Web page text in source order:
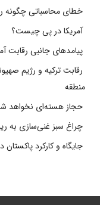
خطای محاسباتی
آمریکا در پی چیست؟
پیامدهای جانبی رقابت
رقابت ترکیه و رژیم
منطقه
حجاز هسته‌ای نخواهد
چراغ سبز غنی‌سازی به
جایگاه و کارکرد